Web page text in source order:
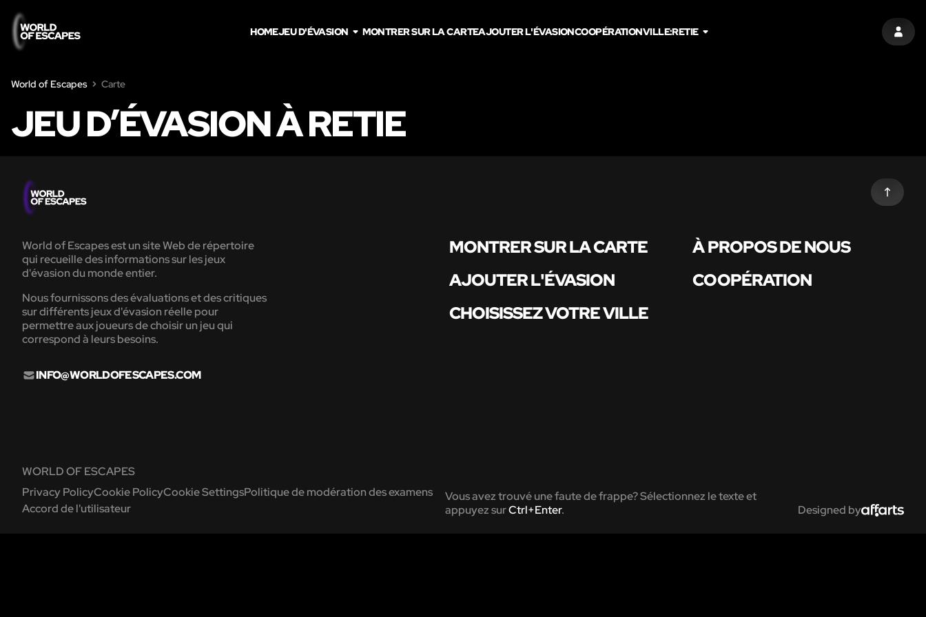
HOMEJEU D'ÉVASION MONTRER SUR LA CARTEAJOUTER L'ÉVASIONCOOPÉRATIONVILLE:RETIE
World of Escapes Carte
JEU D’ÉVASION À RETIE
World of Escapes est un site Web de répertoire
qui recueille des informations sur les jeux
d'évasion du monde entier.
Nous fournissons des évaluations et des critiques
sur différents jeux d'évasion réelle pour
permettre aux joueurs de choisir un jeu qui
correspond à leurs besoins.
INFO@WORLDOFESCAPES.COM
MONTRER SUR LA CARTE
À PROPOS DE NOUS
AJOUTER L'ÉVASION
COOPÉRATION
CHOISISSEZ VOTRE VILLE
Vous avez trouvé une faute de frappe? Sélectionnez le texte et
appuyez surCtrl+Enter.
WORLD OF ESCAPES
Privacy PolicyCookie PolicyCookie SettingsPolitique de modération des examens
Accord de l'utilisateur
Designed by